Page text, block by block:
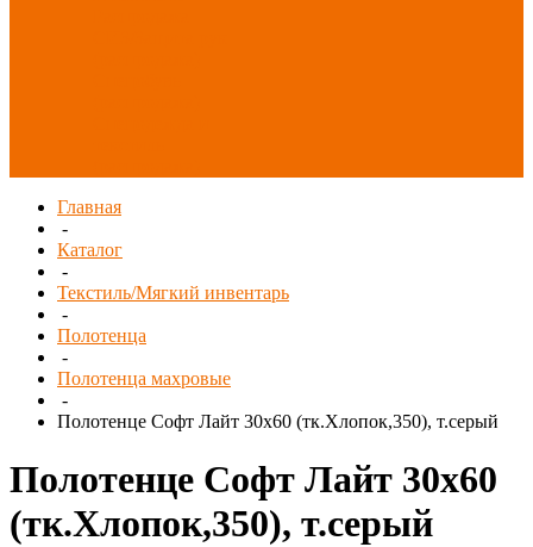
Главная
-
Каталог
-
Текстиль/Мягкий инвентарь
-
Полотенца
-
Полотенца махровые
-
Полотенце Софт Лайт 30х60 (тк.Хлопок,350), т.серый
Полотенце Софт Лайт 30х60
(тк.Хлопок,350), т.серый